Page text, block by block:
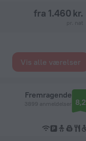
fra 1.460 kr.
Vis alle værelser
Fremragende
3899 anmeldelser 8,2